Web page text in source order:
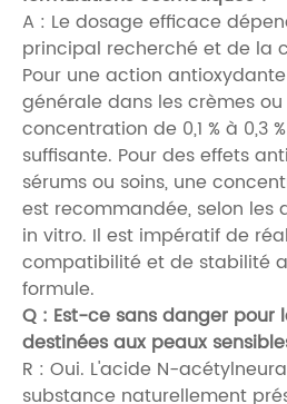
A : Le dosage efficace
principal recherché et de la
Pour une action
générale dans les crèmes ou
concentration de 0,1 % à 0,3
suffisante. Pour des effets
sérums ou soins, une
est recommandée, selon les
in vitro. Il est impératif de
compatibilité et de stabilité
formule.
Q : Est-ce sans danger pour
destinées aux peaux
R : Oui. L'acide N-
substance naturellement